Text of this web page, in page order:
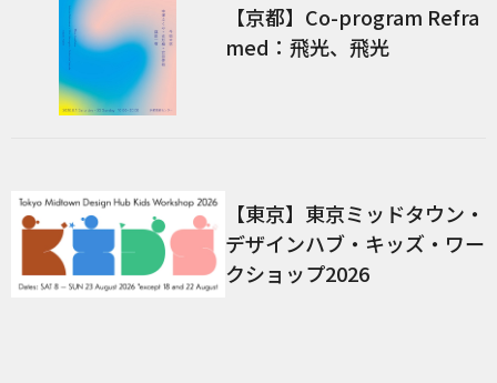
【京都】Co-program Refra
med：飛光、飛光
【東京】東京ミッドタウン・
デザインハブ・キッズ・ワー
クショップ2026